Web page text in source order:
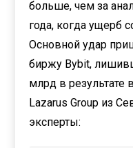
больше, чем за
года, когда ущерб
Основной удар
биржу Bybit,
млрд в результате
Lazarus Group из
эксперты: